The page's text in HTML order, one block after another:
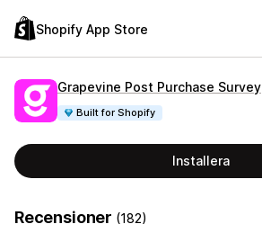
Shopify App Store
Grapevine Post Purchase Survey
Built for Shopify
Installera
Recensioner (182)